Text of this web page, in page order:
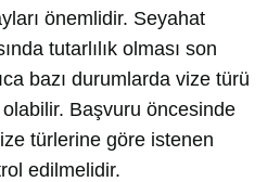
önemlidir. Seyahat
tutarlılık olması son
bazı durumlarda vize türü
Başvuru öncesinde
türlerine göre istenen
edilmelidir.